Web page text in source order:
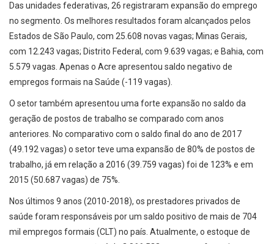
Das unidades federativas, 26 registraram expansão do emprego
no segmento. Os melhores resultados foram alcançados pelos
Estados de São Paulo, com 25.608 novas vagas; Minas Gerais,
com 12.243 vagas; Distrito Federal, com 9.639 vagas; e Bahia, com
5.579 vagas. Apenas o Acre apresentou saldo negativo de
empregos formais na Saúde (-119 vagas).
O setor também apresentou uma forte expansão no saldo da
geração de postos de trabalho se comparado com anos
anteriores. No comparativo com o saldo final do ano de 2017
(49.192 vagas) o setor teve uma expansão de 80% de postos de
trabalho, já em relação a 2016 (39.759 vagas) foi de 123% e em
2015 (50.687 vagas) de 75%.
Nos últimos 9 anos (2010-2018), os prestadores privados de
saúde foram responsáveis por um saldo positivo de mais de 704
mil empregos formais (CLT) no país. Atualmente, o estoque de